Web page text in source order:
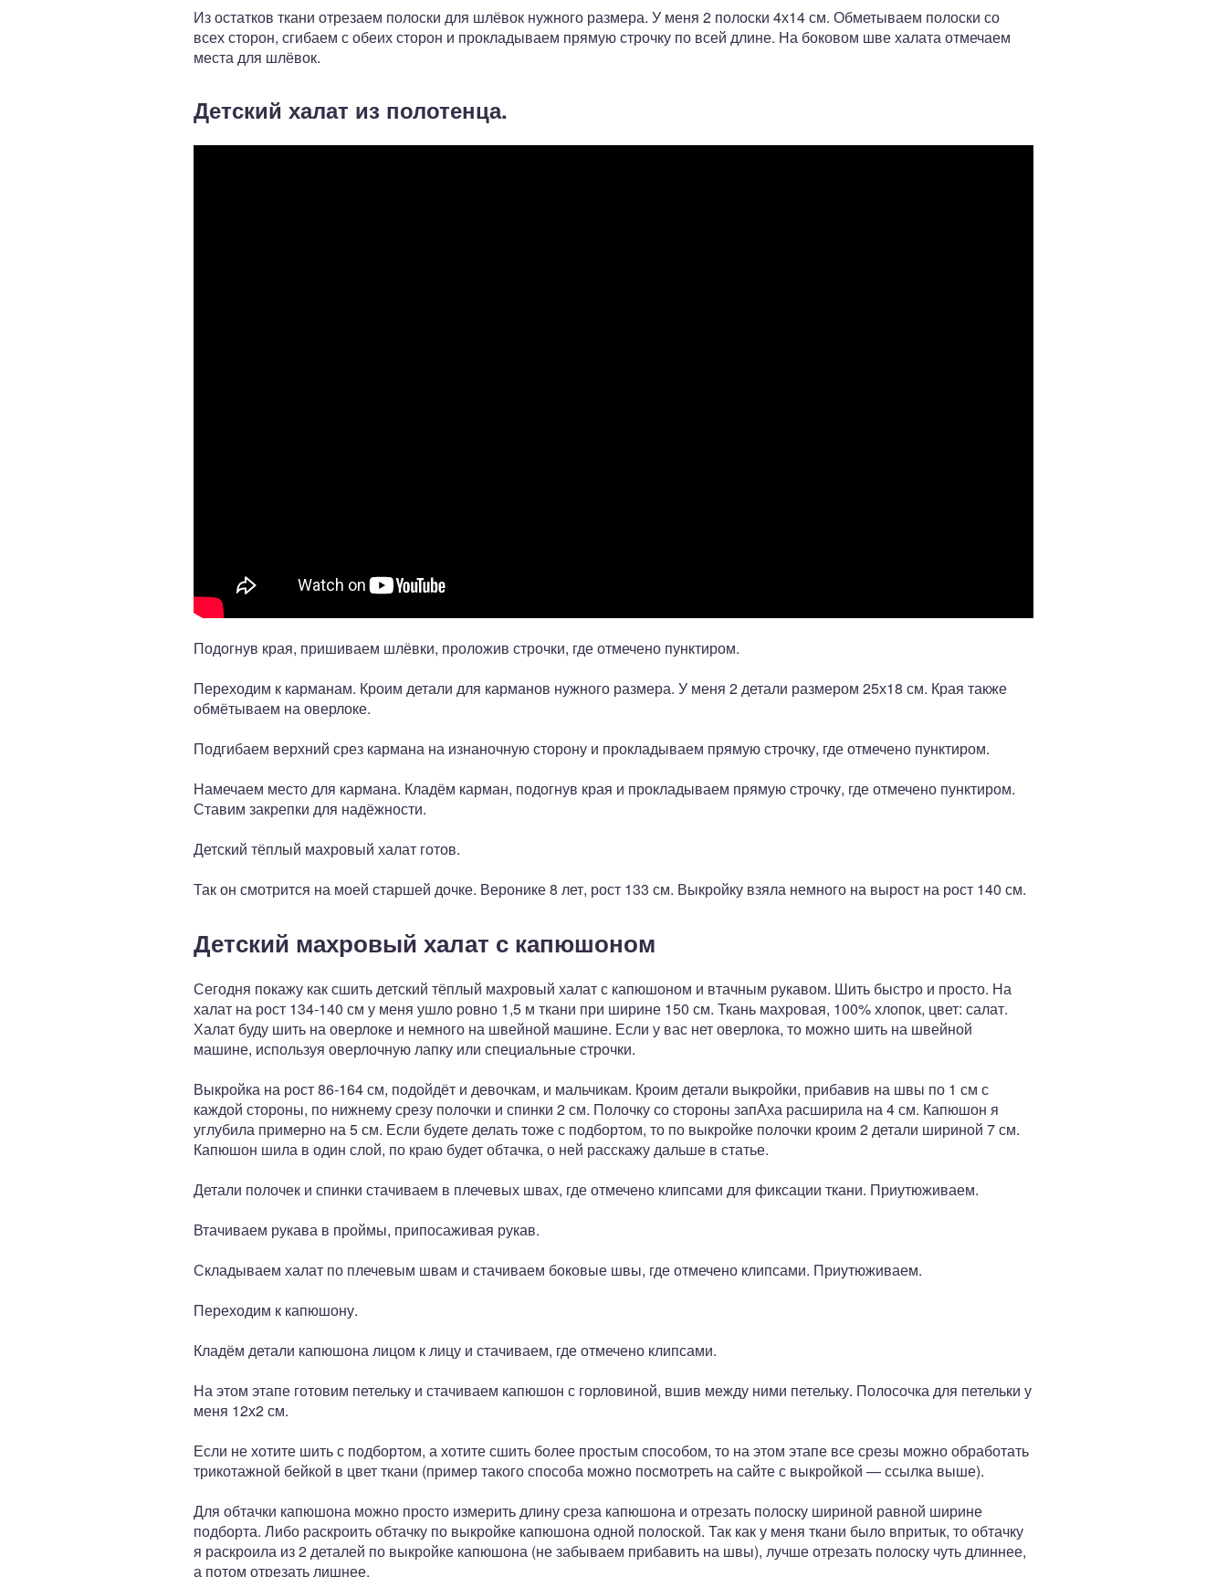
Из остатков ткани отрезаем полоски для шлёвок нужного размера. У меня 2 полоски 4х14 см. Обметываем полоски со
всех сторон, сгибаем с обеих сторон и прокладываем прямую строчку по всей длине. На боковом шве халата отмечаем
места для шлёвок.
Детский халат из полотенца.
Подогнув края, пришиваем шлёвки, проложив строчки, где отмечено пунктиром.
Переходим к карманам. Кроим детали для карманов нужного размера. У меня 2 детали размером 25х18 см. Края также
обмётываем на оверлоке.
Подгибаем верхний срез кармана на изнаночную сторону и прокладываем прямую строчку, где отмечено пунктиром.
Намечаем место для кармана. Кладём карман, подогнув края и прокладываем прямую строчку, где отмечено пунктиром.
Ставим закрепки для надёжности.
Детский тёплый махровый халат готов.
Так он смотрится на моей старшей дочке. Веронике 8 лет, рост 133 см. Выкройку взяла немного на вырост на рост 140 см.
Детский махровый халат с капюшоном
Сегодня покажу как сшить детский тёплый махровый халат с капюшоном и втачным рукавом. Шить быстро и просто. На
халат на рост 134-140 см у меня ушло ровно 1,5 м ткани при ширине 150 см. Ткань махровая, 100% хлопок, цвет: салат.
Халат буду шить на оверлоке и немного на швейной машине. Если у вас нет оверлока, то можно шить на швейной
машине, используя оверлочную лапку или специальные строчки.
Выкройка на рост 86-164 см, подойдёт и девочкам, и мальчикам. Кроим детали выкройки, прибавив на швы по 1 см с
каждой стороны, по нижнему срезу полочки и спинки 2 см. Полочку со стороны запАха расширила на 4 см. Капюшон я
углубила примерно на 5 см. Если будете делать тоже с подбортом, то по выкройке полочки кроим 2 детали шириной 7 см.
Капюшон шила в один слой, по краю будет обтачка, о ней расскажу дальше в статье.
Детали полочек и спинки стачиваем в плечевых швах, где отмечено клипсами для фиксации ткани. Приутюживаем.
Втачиваем рукава в проймы, припосаживая рукав.
Складываем халат по плечевым швам и стачиваем боковые швы, где отмечено клипсами. Приутюживаем.
Переходим к капюшону.
Кладём детали капюшона лицом к лицу и стачиваем, где отмечено клипсами.
На этом этапе готовим петельку и стачиваем капюшон с горловиной, вшив между ними петельку. Полосочка для петельки у
меня 12х2 см.
Если не хотите шить с подбортом, а хотите сшить более простым способом, то на этом этапе все срезы можно обработать
трикотажной бейкой в цвет ткани (пример такого способа можно посмотреть на сайте с выкройкой — ссылка выше).
Для обтачки капюшона можно просто измерить длину среза капюшона и отрезать полоску шириной равной ширине
подборта. Либо раскроить обтачку по выкройке капюшона одной полоской. Так как у меня ткани было впритык, то обтачку
я раскроила из 2 деталей по выкройке капюшона (не забываем прибавить на швы), лучше отрезать полоску чуть длиннее,
а потом отрезать лишнее.